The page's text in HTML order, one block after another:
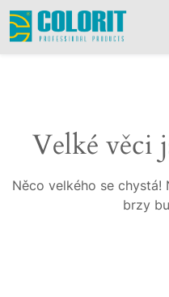
Velké věci
Něco velkého se
brzy